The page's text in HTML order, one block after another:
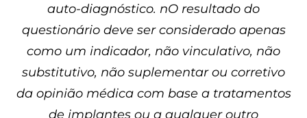
auto-diagnóstico. nO resultado do
questionário deve ser considerado apenas
como um indicador, não vinculativo, não
substitutivo, não suplementar ou corretivo
da opinião médica com base a tratamentos
de implantes ou a qualquer outro